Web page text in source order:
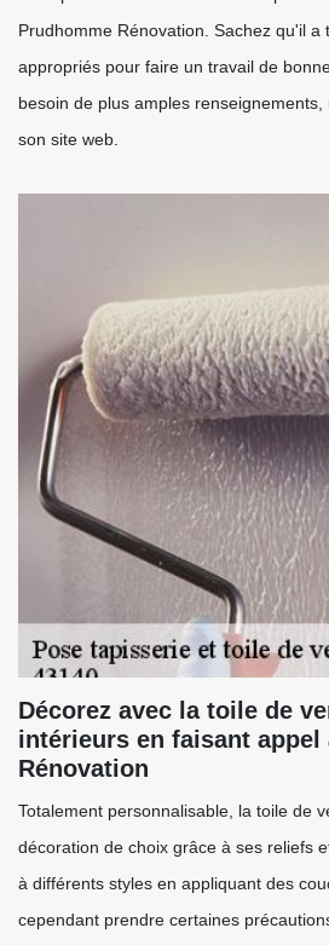
Prudhomme Rénovation. Sachez qu'il a
appropriés pour faire un travail de
besoin de plus amples
son site web.
Décorez avec la toile de
intérieurs en faisant appel
Rénovation
Totalement personnalisable, la toile de
décoration de choix grâce à ses reliefs
à différents styles en appliquant des
cependant prendre certaines